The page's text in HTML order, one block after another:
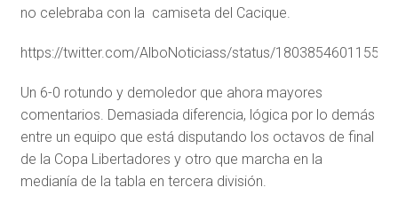
no celebraba con la camiseta del Cacique.
https://twitter.com/AlboNoticiass/status/
Un 6-0 rotundo y demoledor que ahora mayores
comentarios. Demasiada diferencia, lógica por lo demás
entre un equipo que está disputando los octavos de final
de la Copa Libertadores y otro que marcha en la
medianía de la tabla en tercera división.